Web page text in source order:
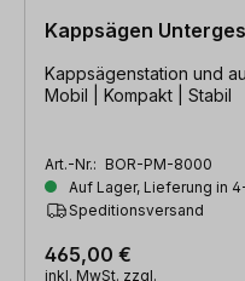
Kappsägen
Kappsägenstation und
Mobil | Kompakt | Stabil
Art.-Nr.: BOR-PM-8000
Auf Lager, Lieferung in
Speditionsversand
465,00 €
inkl. MwSt. zzgl.